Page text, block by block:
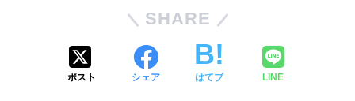
SHARE
ポスト シェア はてブ LINE